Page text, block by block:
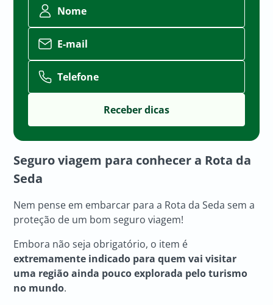
Nome
E-mail
Telefone
Seguro viagem para conhecer a Rota da
Seda
Nem pense em embarcar para a Rota da Seda sem a
proteção de um bom seguro viagem!
Embora não seja obrigatório, o item é
extremamente indicado para quem vai visitar
uma região ainda pouco explorada pelo turismo
no mundo.